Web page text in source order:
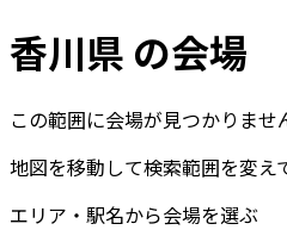
香川県 の会場
この範囲に会場が見つかりませ
地図を移動して検索範囲を変え
エリア・駅名から会場を選ぶ